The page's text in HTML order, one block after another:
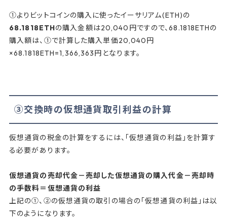
①よりビットコインの購入に使ったイーサリアム(ETH)の
68.1818ETHの購入金額は20,040円ですので、68.1818ETHの
購入額は、①で計算した購入単価20,040円
×68.1818ETH=1,366,363円となります。
③交換時の仮想通貨取引利益の計算
仮想通貨の税金の計算をするには、「仮想通貨の利益」を計算す
る必要があります。
仮想通貨の売却代金－売却した仮想通貨の購入代金－売却時
の手数料＝仮想通貨の利益
上記の①、②の仮想通貨の取引の場合の「仮想通貨の利益」は以
下のようになります。